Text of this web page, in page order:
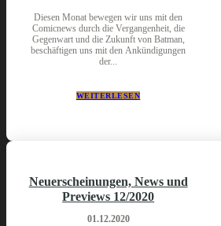
Diesen Monat bewegen wir uns mit den
Comicnews durch die Vergangenheit, die
Gegenwart und die Zukunft von Batman,
beschäftigen uns mit den Ankündigungen
der...
WEITERLESEN
Neuerscheinungen, News und
Previews 12/2020
01.12.2020